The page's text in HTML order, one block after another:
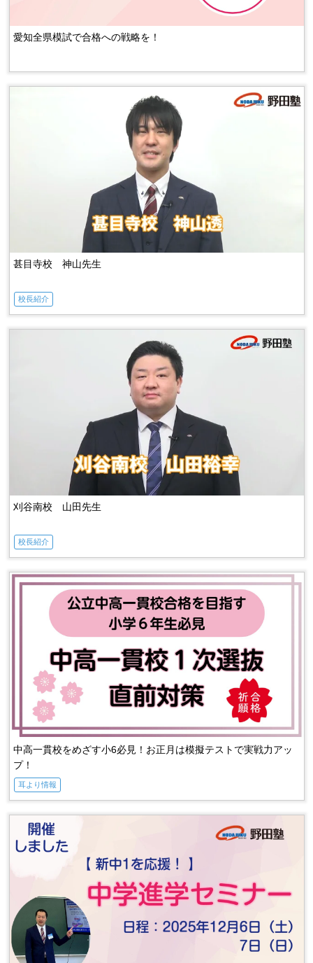
愛知全県模試で合格への戦略を！
校長紹介
甚目寺校 神山先生
校長紹介
刈谷南校 山田先生
耳より情報
中高一貫校をめざす小6必見！お正月は模擬テストで実戦力アッ
プ！